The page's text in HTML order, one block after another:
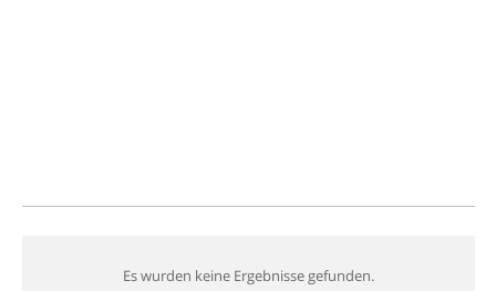
Es wurden keine Ergebnisse gefunden.